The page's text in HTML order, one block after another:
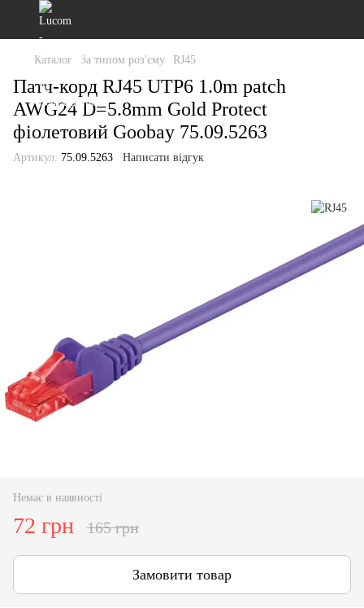
Каталог За типом роз'єму RJ45
Патч-корд RJ45 UTP6 1.0m patch
AWG24 D=5.8mm Gold Protect
фіолетовий Goobay 75.09.5263
Артикул: 75.09.5263 Написати відгук
Немає в наявності
72 грн 165 грн
Замовити товар